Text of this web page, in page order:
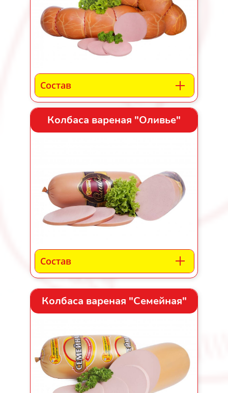
Состав
Колбаса вареная "Оливье"
Состав
Колбаса вареная "Семейная"